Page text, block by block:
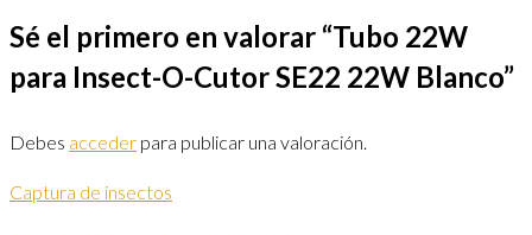
Sé el primero en valorar “Tubo 22W
para Insect-O-Cutor SE22 22W Blanco”
Debes acceder para publicar una valoración.
Captura de insectos